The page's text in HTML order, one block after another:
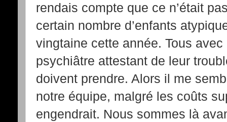
rendais compte que ce n’était
certain nombre d’enfants
vingtaine cette année. Tous avec
psychiâtre attestant de leur
doivent prendre. Alors il me
notre équipe, malgré les coûts
engendrait. Nous sommes là